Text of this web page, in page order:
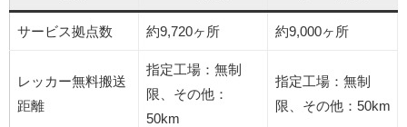
サービス拠点数 約9,720ヶ所 約9,000ヶ所
レッカー無料搬送
距離
指定工場：無制
限、その他：
50km
指定工場：無制
限、その他：50km